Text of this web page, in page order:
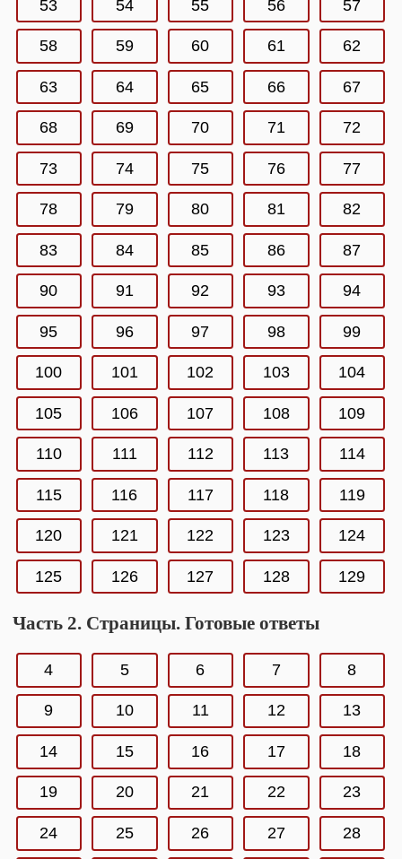
53 54 55 56 57
58 59 60 61 62
63 64 65 66 67
68 69 70 71 72
73 74 75 76 77
78 79 80 81 82
83 84 85 86 87
90 91 92 93 94
95 96 97 98 99
100 101 102 103 104
105 106 107 108 109
110 111 112 113 114
115 116 117 118 119
120 121 122 123 124
125 126 127 128 129
Часть 2. Страницы. Готовые ответы
4 5 6 7 8
9 10 11 12 13
14 15 16 17 18
19 20 21 22 23
24 25 26 27 28